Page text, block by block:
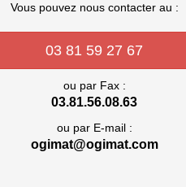
Vous pouvez nous contacter au :
03 81 59 27 67
ou par Fax :
03.81.56.08.63
ou par E-mail :
ogimat@ogimat.com